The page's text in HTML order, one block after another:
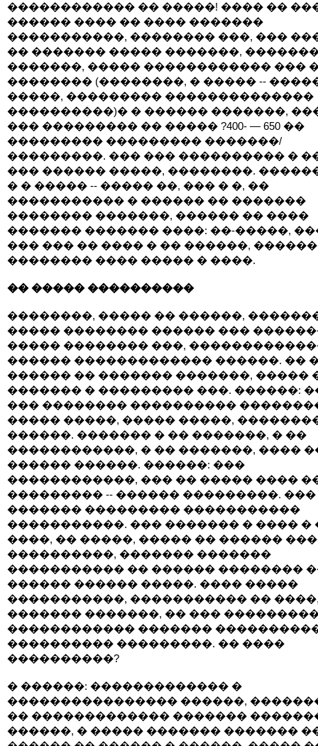
������������ �� �����! ���� ��
������ ���� �� ���� �������
�����������, �������� ���, ���
�� ������� ����� �������,
�������, ����� ������������ ���
�������� (��������, � ����� --
�����, ��������� ��������������
����������)� � ������ �������,
��� ��������� �� ����� ?400- — 650 ��
��������� ��������� �������/
���������. ��� ��� ���������� �
��� ������ �����, ��������.
� � ����� -- ����� ��, ��� � �, ��
����������� � ������ �� �������
�������� �������, ������ �� ����
������� ������� ����: ��-�����,
��� ��� �� ���� � �� ������,
�������� ���� ����� � ����.
�� ����� ����������
��������, ����� �� ������,
����� �������� ������ ���
����� �������� ���,
������ ������������� ������. ��
������ �� ������� �������, �����
������� � ��������� ���. ������:
��� �������� ����������
����� �����, ����� �����,
������. ������� � �� �������, � ��
������������, � �� �������, ����
������ ������. ������: ���
������������, ��� �� ����� ����
��������� -- ������ ���������. ���
������� ��������� �����������
�����������. ��� ������� � ���� �
����, �� �����, ����� �� ������
����������, ������� �������
����������� �� ������ ��������
������ ������ �����. ���� �����
�����������, ����������� ��
������� �������, �� ���
������������ �������
���������� ���������. �� ����
����������?
� ������: ������������� �
���������������� ������,
�� ������������� �������
������, � ����� ������� �������